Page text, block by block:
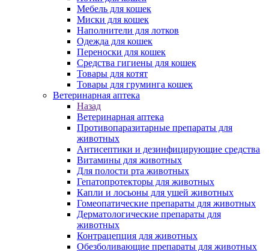
Мебель для кошек
Миски для кошек
Наполнители для лотков
Одежда для кошек
Переноски для кошек
Средства гигиены для кошек
Товары для котят
Товары для груминга кошек
Ветеринарная аптека
Назад
Ветеринарная аптека
Противопаразитарные препараты для
животных
Антисептики и дезинфицирующие средства
Витамины для животных
Для полости рта животных
Гепатопротекторы для животных
Капли и лосьоны для ушей животных
Гомеопатические препараты для животных
Дерматологические препараты для
животных
Контрацепция для животных
Обезболивающие препараты для животных